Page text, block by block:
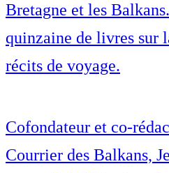
Bretagne et les
quinzaine de livres sur
récits de voyage.
Cofondateur et co-
Courrier des Balkans,